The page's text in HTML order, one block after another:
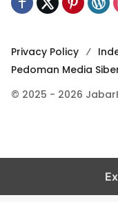
Privacy Policy
Pedoman Media
© 2025 - 2026